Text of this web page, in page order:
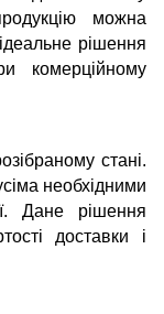
можна
рішення
комерційному
стані.
необхідними
Дане рішення
доставки і